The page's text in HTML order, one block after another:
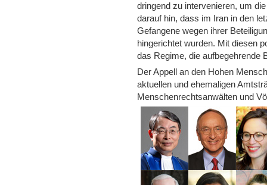
dringend zu intervenieren, um
darauf hin, dass im Iran in den
Gefangene wegen ihrer
hingerichtet wurden. Mit diesen
das Regime, die aufbegehrende
Der Appell an den Hohen
aktuellen und ehemaligen
Menschenrechtsanwälten und